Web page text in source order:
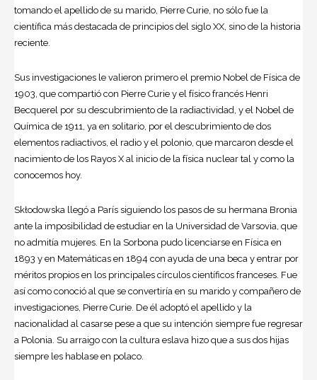
tomando el apellido de su marido, Pierre Curie, no sólo fue la
científica más destacada de principios del siglo XX, sino de la historia
reciente.
Sus investigaciones le valieron primero el premio Nobel de Física de
1903, que compartió con Pierre Curie y el físico francés Henri
Becquerel por su descubrimiento de la radiactividad, y el Nobel de
Química de 1911, ya en solitario, por el descubrimiento de dos
elementos radiactivos, el radio y el polonio, que marcaron desde el
nacimiento de los Rayos X al inicio de la física nuclear tal y como la
conocemos hoy.
Skłodowska llegó a París siguiendo los pasos de su hermana Bronia
ante la imposibilidad de estudiar en la Universidad de Varsovia, que
no admitía mujeres. En la Sorbona pudo licenciarse en Física en
1893 y en Matemáticas en 1894 con ayuda de una beca y entrar por
méritos propios en los principales círculos científicos franceses. Fue
así como conoció al que se convertiría en su marido y compañero de
investigaciones, Pierre Curie. De él adoptó el apellido y la
nacionalidad al casarse pese a que su intención siempre fue regresar
a Polonia. Su arraigo con la cultura eslava hizo que a sus dos hijas
siempre les hablase en polaco.